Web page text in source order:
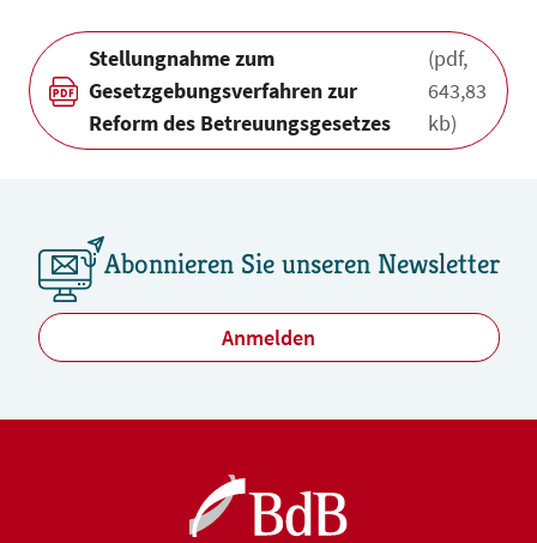
Stellungnahme zum
Gesetzgebungsverfahren zur
Reform des Betreuungsgesetzes
(pdf,
643,83
kb)
Abonnieren Sie unseren Newsletter
Anmelden